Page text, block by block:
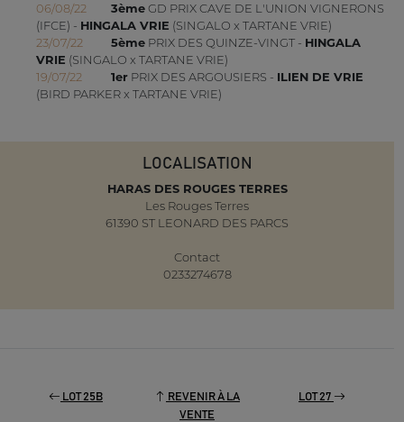
06/08/22
3èmeGD PRIX CAVE DE L'UNION VIGNERONS
(IFCE) - HINGALA VRIE (SINGALO x TARTANE VRIE)
23/07/22
5èmePRIX DES QUINZE-VINGT - HINGALA
VRIE (SINGALO x TARTANE VRIE)
19/07/22
1erPRIX DES ARGOUSIERS - ILIEN DE VRIE
(BIRD PARKER x TARTANE VRIE)
LOCALISATION
HARAS DES ROUGES TERRES
Les Rouges Terres
61390 ST LEONARD DES PARCS
Contact
0233274678
LOT 25B
REVENIR À LA
VENTE
LOT 27